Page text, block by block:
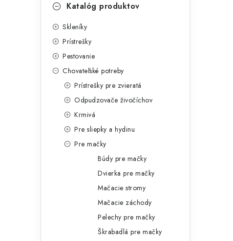
kategórieKatalóg produktov
Skleníky
Prístrešky
Pestovanie
Chovateľské potreby
Prístrešky pre zvieratá
Odpudzovače živočíchov
Krmivá
Pre sliepky a hydinu
Pre mačky
Búdy pre mačky
Dvierka pre mačky
Mačacie stromy
Mačacie záchody
Pelechy pre mačky
Škrabadlá pre mačky